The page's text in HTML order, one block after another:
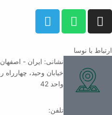
ارتباط با نوسا
نشانی: ایران - اصفهان
واحد 42
تلفن: